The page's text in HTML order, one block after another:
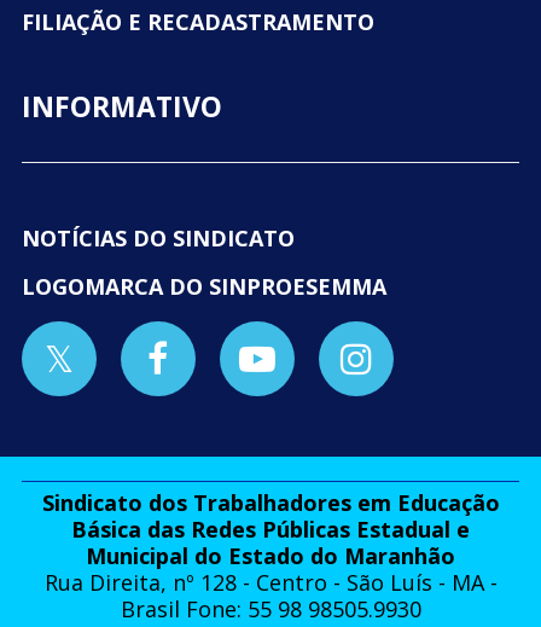
FILIAÇÃO E RECADASTRAMENTO
INFORMATIVO
NOTÍCIAS DO SINDICATO
LOGOMARCA DO SINPROESEMMA
Sindicato dos Trabalhadores em Educação
Básica das Redes Públicas Estadual e
Municipal do Estado do Maranhão
Rua Direita, nº 128 - Centro - São Luís - MA -
Brasil Fone: 55 98 98505.9930